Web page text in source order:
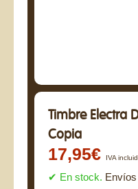
Timbre Electra
Copia
17,95€ IVA
✔ En stock.